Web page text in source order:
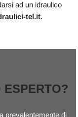
ad un idraulico
tel.it.
ESPERTO?
prevalentemente di